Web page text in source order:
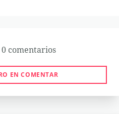
0 comentarios
EN COMENTAR